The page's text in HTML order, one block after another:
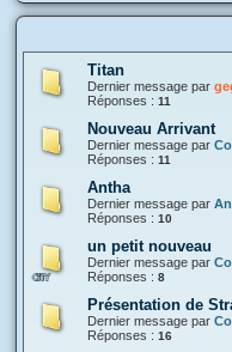
Titan
Dernier message par
Réponses : 11
Nouveau Arrivant
Dernier message par
Réponses : 11
Antha
Dernier message par
Réponses : 10
un petit nouveau
Dernier message par
Réponses : 8
Présentation de
Dernier message par
Réponses : 16